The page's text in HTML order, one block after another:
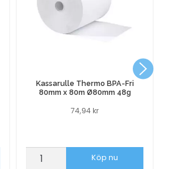
Kassarulle Thermo BPA-Fri
80mm x 80m Ø80mm 48g
74,94kr
Kassarulle
Köp nu